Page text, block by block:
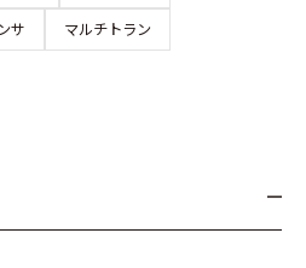
サ
マルチトラン